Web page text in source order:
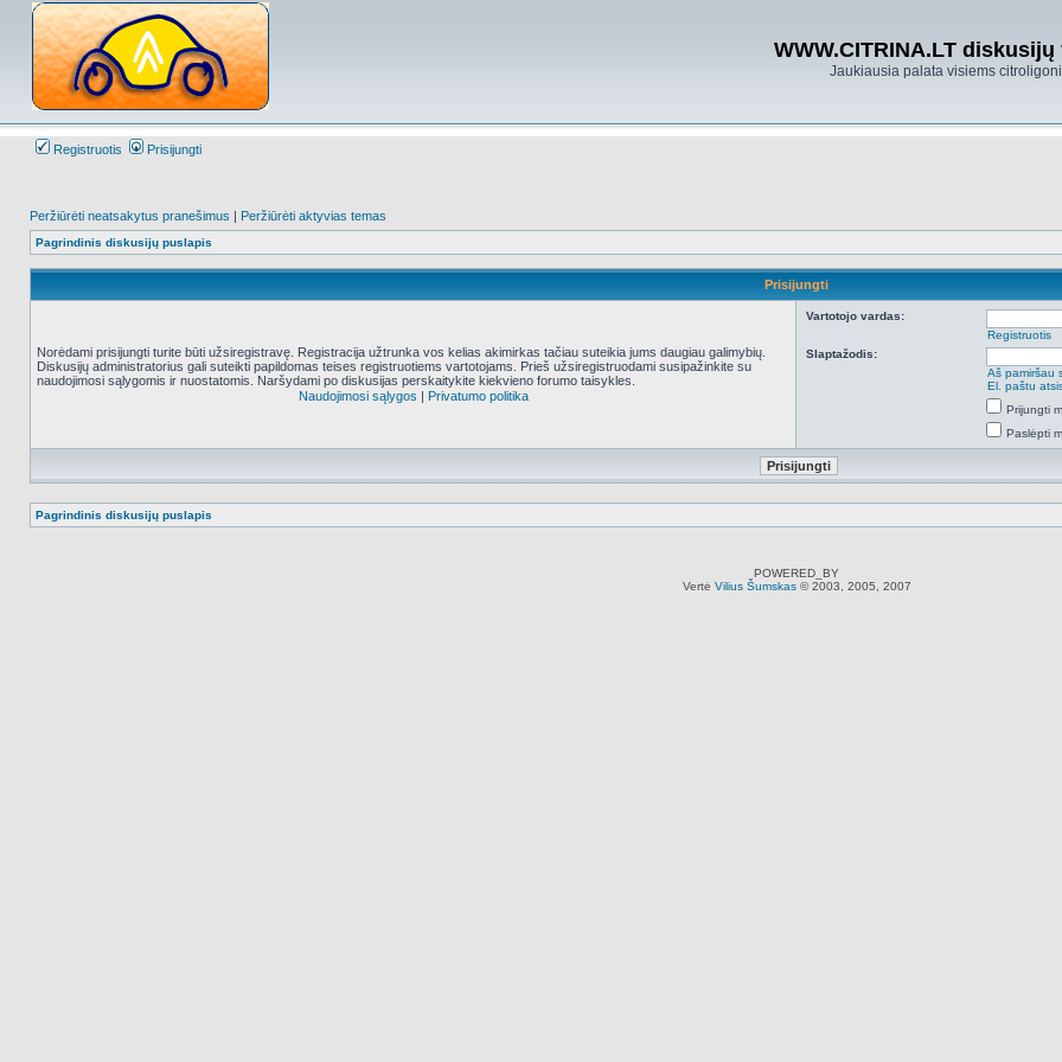
WWW.CITRINA.LT
Jaukiausia palata visiems
Registruotis Prisijungti
Peržiūrėti neatsakytus pranešimus | Peržiūrėti aktyvias temas
Pagrindinis diskusijų puslapis
Prisijungti
Norėdami prisijungti turite būti užsiregistravę. Registracija užtrunka vos kelias akimirkas tačiau suteikia jums daugiau galimybių.
Diskusijų administratorius gali suteikti papildomas teises registruotiems vartotojams. Prieš užsiregistruodami susipažinkite su
naudojimosi sąlygomis ir nuostatomis. Naršydami po diskusijas perskaitykite kiekvieno forumo taisykles.
Naudojimosi sąlygos | Privatumo politika
Vartotojo vardas:
Registruotis
Slaptažodis:
Aš pamiršau
El. paštu
Prijungti
Paslėpti
Pagrindinis diskusijų puslapis
POWERED_BY
Vertė Vilius Šumskas© 2003, 2005, 2007